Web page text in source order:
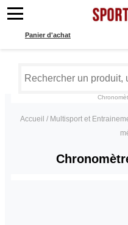
Panier d'achat
Accueil / Multisport et